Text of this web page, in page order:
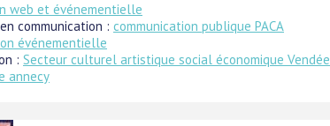
web et événementielle
communication : communication publique PACA
événementielle
: Secteur culturel artistique social économique Vendée
annecy